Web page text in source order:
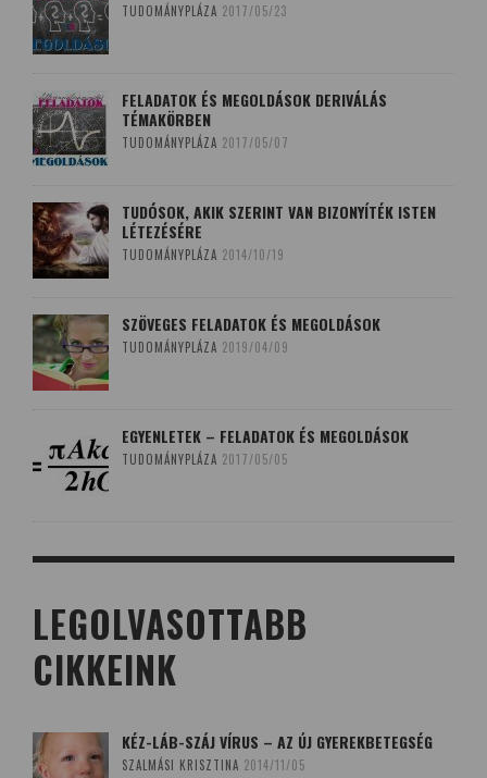
TUDOMÁNYPLÁZA 2017/05/23
FELADATOK ÉS MEGOLDÁSOK DERIVÁLÁS
TÉMAKÖRBEN
TUDOMÁNYPLÁZA 2017/05/07
TUDÓSOK, AKIK SZERINT VAN BIZONYÍTÉK ISTEN
LÉTEZÉSÉRE
TUDOMÁNYPLÁZA 2014/10/19
SZÖVEGES FELADATOK ÉS MEGOLDÁSOK
TUDOMÁNYPLÁZA 2019/04/09
EGYENLETEK – FELADATOK ÉS MEGOLDÁSOK
TUDOMÁNYPLÁZA 2017/05/05
LEGOLVASOTTABB
CIKKEINK
KÉZ-LÁB-SZÁJ VÍRUS – AZ ÚJ GYEREKBETEGSÉG
SZALMÁSI KRISZTINA 2014/11/05